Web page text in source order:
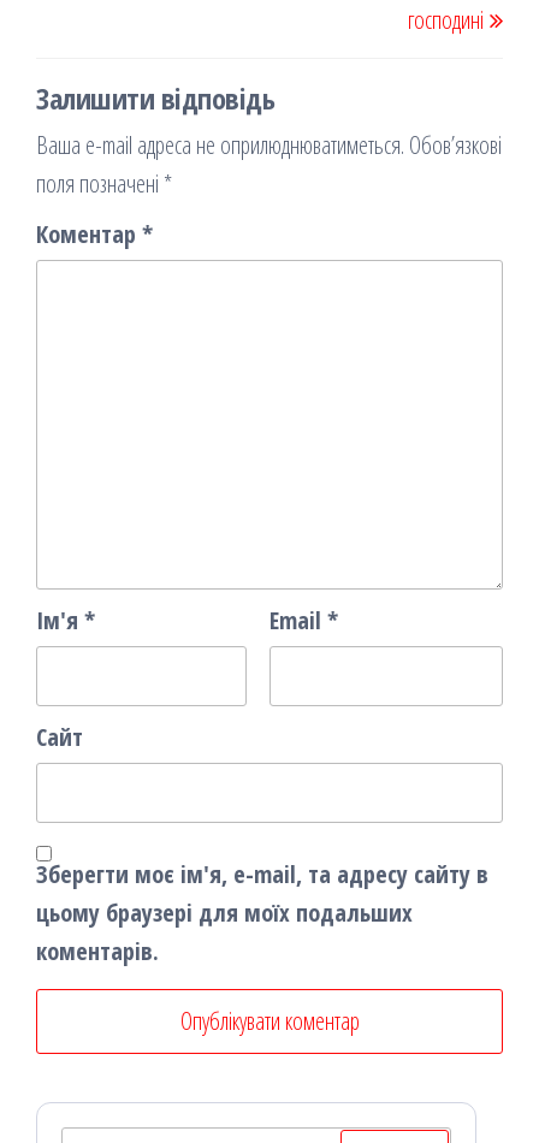
господині
Залишити відповідь
Ваша e-mail адреса не оприлюднюватиметься. Обов’язкові
поля позначені *
Коментар *
Ім'я * Email *
Сайт
Зберегти моє ім'я, e-mail, та адресу сайту в
цьому браузері для моїх подальших
коментарів.